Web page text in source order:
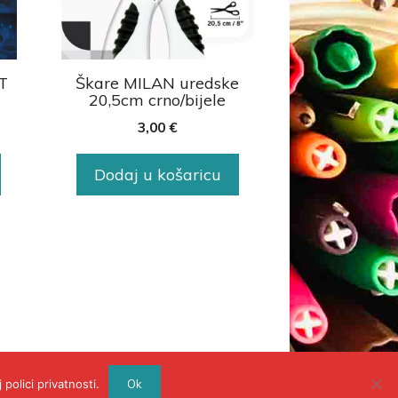
Škare MILAN uredske
20,5cm crno/bijele
3,00 €
Dodaj u košaricu
WEB BY INSERTIOWEB
polici privatnosti. Ok